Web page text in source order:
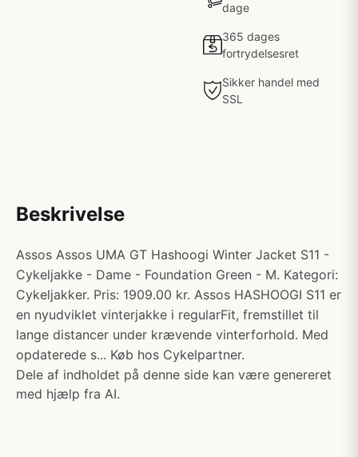
dage
365 dages
fortrydelsesret
Sikker handel med
SSL
Beskrivelse
Assos Assos UMA GT Hashoogi Winter Jacket S11 -
Cykeljakke - Dame - Foundation Green - M. Kategori:
Cykeljakker. Pris: 1909.00 kr. Assos HASHOOGI S11 er
en nyudviklet vinterjakke i regularFit, fremstillet til
lange distancer under krævende vinterforhold. Med
opdaterede s... Køb hos Cykelpartner.
Dele af indholdet på denne side kan være genereret
med hjælp fra AI.